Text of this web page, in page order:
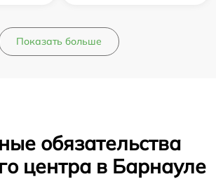
Показать больше
обязательства
центра в Барнауле